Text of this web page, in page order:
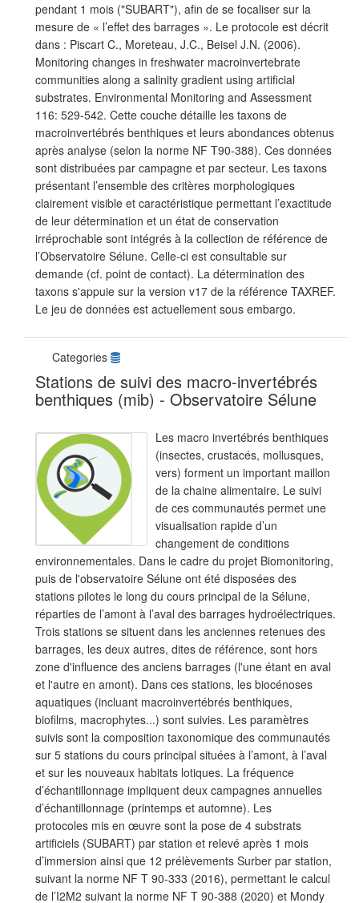
pendant 1 mois ("SUBART"), afin de se focaliser sur la
mesure de « l’effet des barrages ». Le protocole est décrit
dans : Piscart C., Moreteau, J.C., Beisel J.N. (2006).
Monitoring changes in freshwater macroinvertebrate
communities along a salinity gradient using artificial
substrates. Environmental Monitoring and Assessment
116: 529-542. Cette couche détaille les taxons de
macroinvertébrés benthiques et leurs abondances obtenus
après analyse (selon la norme NF T90-388). Ces données
sont distribuées par campagne et par secteur. Les taxons
présentant l’ensemble des critères morphologiques
clairement visible et caractéristique permettant l’exactitude
de leur détermination et un état de conservation
irréprochable sont intégrés à la collection de référence de
l’Observatoire Sélune. Celle-ci est consultable sur
demande (cf. point de contact). La détermination des
taxons s'appuie sur la version v17 de la référence TAXREF.
Le jeu de données est actuellement sous embargo.
Categories
Stations de suivi des macro-invertébrés
benthiques (mib) - Observatoire Sélune
Les macro invertébrés benthiques
(insectes, crustacés, mollusques,
vers) forment un important maillon
de la chaine alimentaire. Le suivi
de ces communautés permet une
visualisation rapide d’un
changement de conditions
environnementales. Dans le cadre du projet Biomonitoring,
puis de l'observatoire Sélune ont été disposées des
stations pilotes le long du cours principal de la Sélune,
réparties de l’amont à l’aval des barrages hydroélectriques.
Trois stations se situent dans les anciennes retenues des
barrages, les deux autres, dites de référence, sont hors
zone d'influence des anciens barrages (l'une étant en aval
et l'autre en amont). Dans ces stations, les biocénoses
aquatiques (incluant macroinvertébrés benthiques,
biofilms, macrophytes...) sont suivies. Les paramètres
suivis sont la composition taxonomique des communautés
sur 5 stations du cours principal situées à l’amont, à l’aval
et sur les nouveaux habitats lotiques. La fréquence
d’échantillonnage impliquent deux campagnes annuelles
d’échantillonnage (printemps et automne). Les
protocoles mis en œuvre sont la pose de 4 substrats
artificiels (SUBART) par station et relevé après 1 mois
d’immersion ainsi que 12 prélèvements Surber par station,
suivant la norme NF T 90-333 (2016), permettant le calcul
de l’I2M2 suivant la norme NF T 90-388 (2020) et Mondy